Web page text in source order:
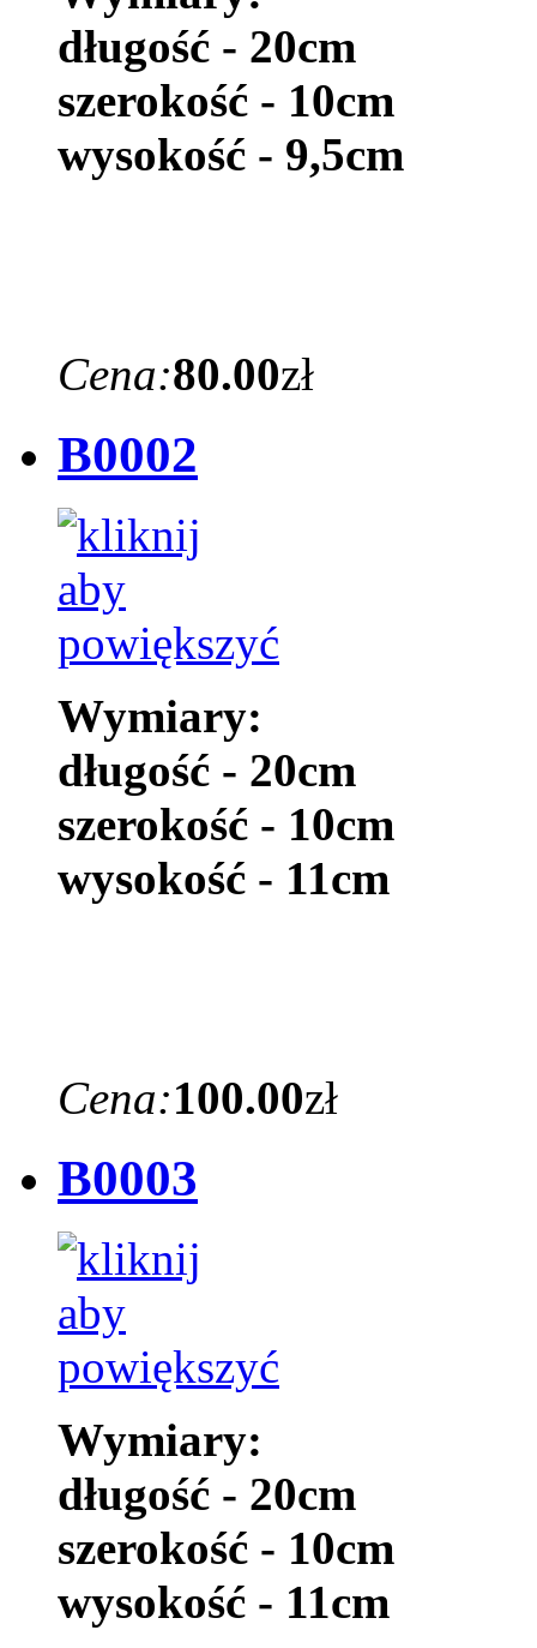
długość - 20cm
szerokość - 10cm
wysokość - 9,5cm
Cena:80.00zł
B0002
Wymiary:
długość - 20cm
szerokość - 10cm
wysokość - 11cm
Cena:100.00zł
B0003
Wymiary:
długość - 20cm
szerokość - 10cm
wysokość - 11cm